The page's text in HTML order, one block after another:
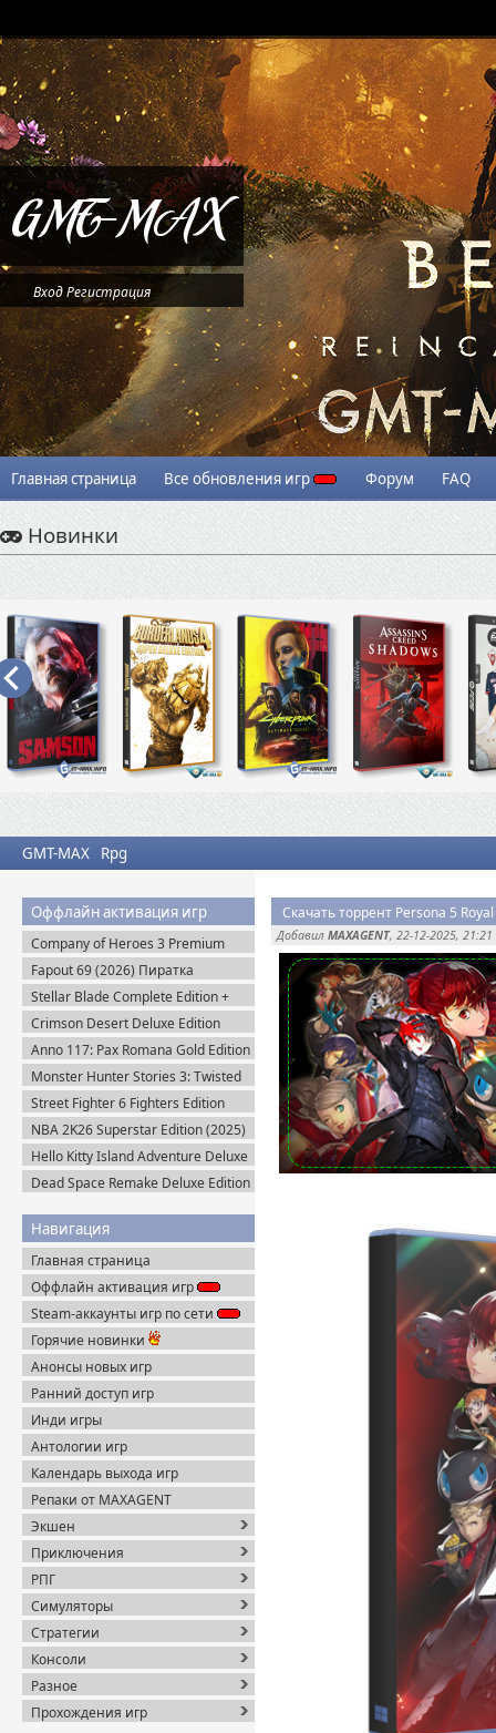
ВходРегистрация
Главная страница Все обновления игр Форум FAQ
Новинки
GMT-MAX Rpg
Оффлайн активация игр
Company of Heroes 3 Premium
Edition (2023) RePack
Fapout 69 (2026) Пиратка
Stellar Blade Complete Edition +
Все DLC (2025) Пиратка
Crimson Desert Deluxe Edition
v.1.14.0 (2026) Portable
Anno 117: Pax Romana Gold Edition
(2025) Uplay-Rip
Monster Hunter Stories 3: Twisted
Reflection (2026) Steam-Rip
Street Fighter 6 Fighters Edition
(2023) Steam-Rip
NBA 2K26 Superstar Edition (2025)
Steam-Rip
Hello Kitty Island Adventure Deluxe
Edition (2025) Steam-Rip
Dead Space Remake Deluxe Edition
Навигация
Главная страница
Оффлайн активация игр
Steam-аккаунты игр по сети
Горячие новинки
Анонсы новых игр
Ранний доступ игр
Инди игры
Антологии игр
Календарь выхода игр
Репаки от MAXAGENT
Экшен
Приключения
РПГ
Симуляторы
Стратегии
Консоли
Разное
Прохождения игр
Скачать торрент Persona 5
Добавил MAXAGENT, 22-12-2025, 21:21